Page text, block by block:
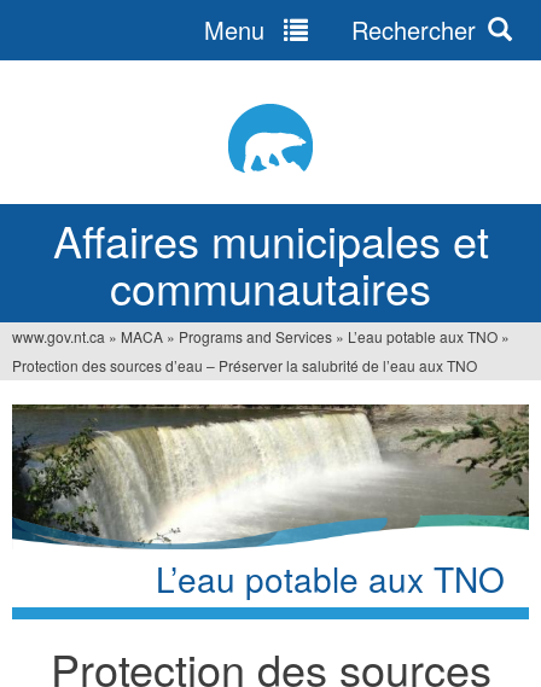
Affaires municipales et
communautaires
Menu Rechercher
Vous
êtes
ici
www.gov.nt.ca » MACA » Programs and Services » L’eau potable aux TNO »
Protection des sources d’eau – Préserver la salubrité de l’eau aux TNO
L’eau potable aux TNO
Protection des sources